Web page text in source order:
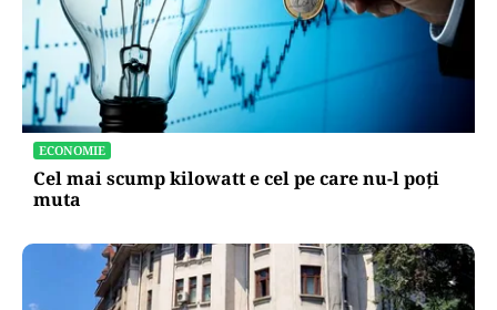
ECONOMIE
Cel mai scump kilowatt e cel pe care nu-l poți
muta